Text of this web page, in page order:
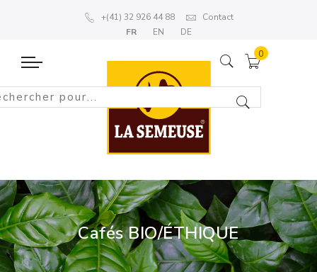
+(41) 32 926 44 88
Contact
FR
EN DE
Cafés BIO/ÉTHIQUE